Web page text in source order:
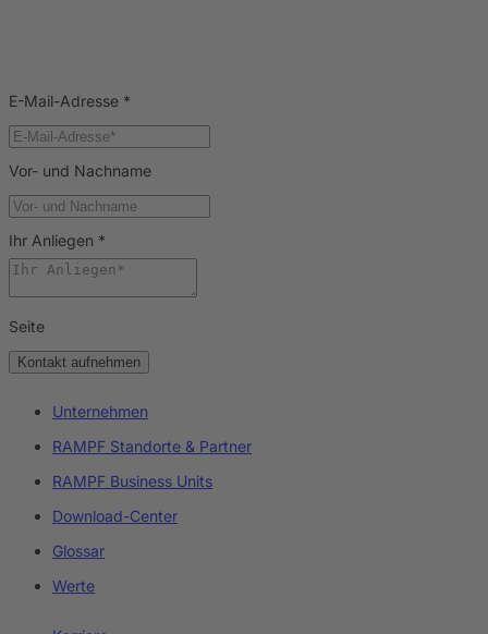
E-Mail-Adresse *
Vor- und Nachname
Ihr Anliegen *
Seite
Kontakt aufnehmen
Unternehmen
RAMPF Standorte & Partner
RAMPF Business Units
Download-Center
Glossar
Werte